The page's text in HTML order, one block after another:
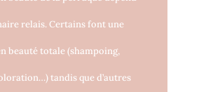
relais. Certains font une
beauté totale (shampoing,
tandis que d’autres